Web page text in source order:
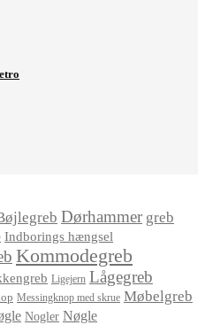
Dørhammer greb
Indborings hængsel
Kommodegreb
Ligejern Lågegreb
Messingknop med skrue Møbelgreb
Nogler Nøgle